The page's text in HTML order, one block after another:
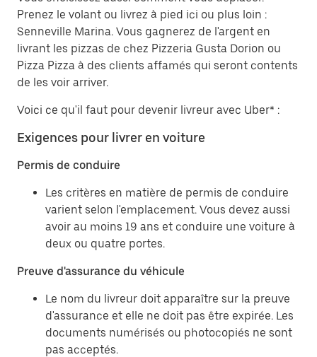
Prenez le volant ou livrez à pied ici ou plus loin :
Senneville Marina. Vous gagnerez de l'argent en
livrant les pizzas de chez Pizzeria Gusta Dorion ou
Pizza Pizza à des clients affamés qui seront contents
de les voir arriver.
Voici ce qu'il faut pour devenir livreur avec Uber* :
Exigences pour livrer en voiture
Permis de conduire
Les critères en matière de permis de conduire
varient selon l'emplacement. Vous devez aussi
avoir au moins 19 ans et conduire une voiture à
deux ou quatre portes.
Preuve d'assurance du véhicule
Le nom du livreur doit apparaître sur la preuve
d'assurance et elle ne doit pas être expirée. Les
documents numérisés ou photocopiés ne sont
pas acceptés.